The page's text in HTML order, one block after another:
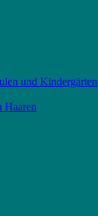
und Kindergärten
Haaren